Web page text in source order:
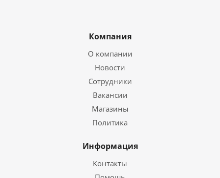
Компания
О компании
Новости
Сотрудники
Вакансии
Магазины
Политика
Информация
Контакты